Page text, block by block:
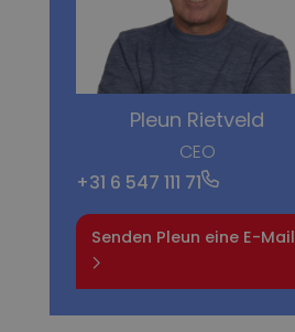
Pleun Rietveld
CEO
+31 6 547 111 71
Senden Pleun eine E-Mail